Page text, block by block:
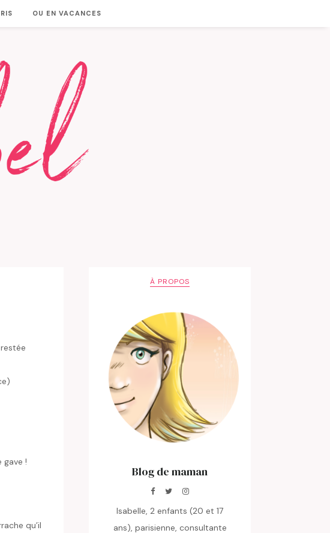
OU EN VACANCES
!
qu’il
À PROPOS
Blog de maman
Isabelle, 2 enfants (20 et 17
ans), parisienne, consultante